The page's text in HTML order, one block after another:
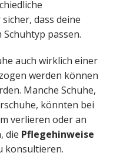
dass deine
passen.
auch wirklich einer
werden können
Manche Schuhe,
könnten bei
verlieren oder an
die Pflegehinweise
konsultieren.